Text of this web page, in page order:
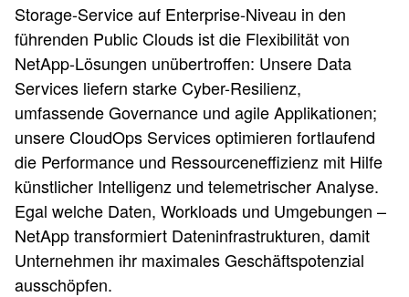
Storage-Service auf Enterprise-Niveau in den
führenden Public Clouds ist die Flexibilität von
NetApp-Lösungen unübertroffen: Unsere Data
Services liefern starke Cyber-Resilienz,
umfassende Governance und agile Applikationen;
unsere CloudOps Services optimieren fortlaufend
die Performance und Ressourceneffizienz mit Hilfe
künstlicher Intelligenz und telemetrischer Analyse.
Egal welche Daten, Workloads und Umgebungen –
NetApp transformiert Dateninfrastrukturen, damit
Unternehmen ihr maximales Geschäftspotenzial
ausschöpfen.